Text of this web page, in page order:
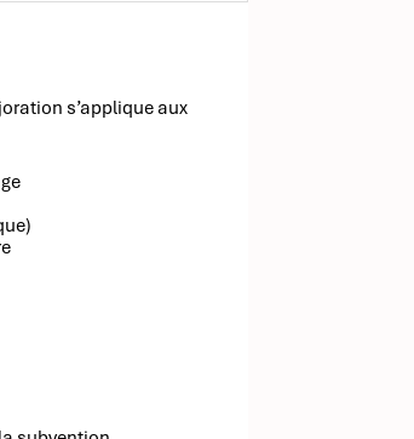
s’applique aux